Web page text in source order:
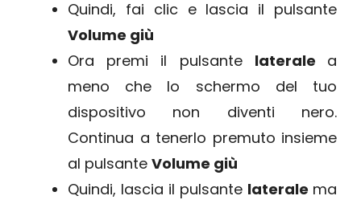
Quindi, fai clic e lascia il pulsante
Volume giù
Ora premi il pulsante laterale a
meno che lo schermo del tuo
dispositivo non diventi nero.
Continua a tenerlo premuto insieme
al pulsante Volume giù
Quindi, lascia il pulsante laterale ma